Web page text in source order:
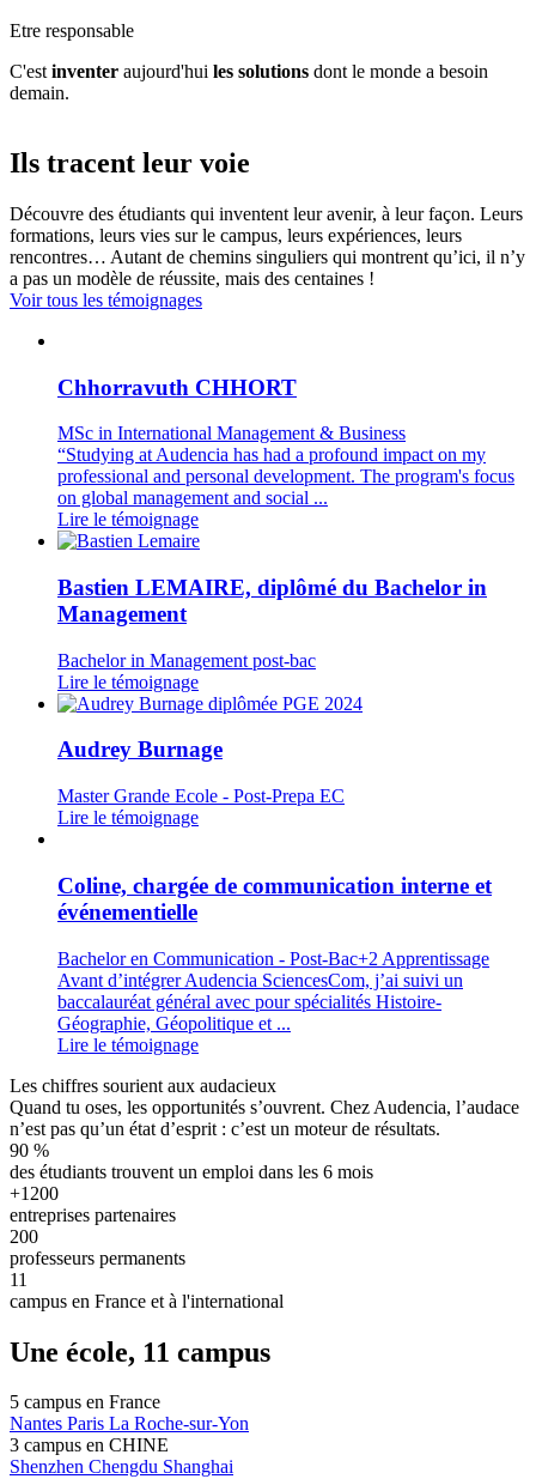
Etre responsable
C'est inventer aujourd'hui les solutions dont le monde a besoin
demain.
Ils tracent leur voie
Découvre des étudiants qui inventent leur avenir, à leur façon. Leurs
formations, leurs vies sur le campus, leurs expériences, leurs
rencontres… Autant de chemins singuliers qui montrent qu’ici, il n’y
a pas un modèle de réussite, mais des centaines !
Voir tous les témoignages
Chhorravuth CHHORT
MSc in International Management & Business
“Studying at Audencia has had a profound impact on my
professional and personal development. The program's focus
on global management and social ...
Lire le témoignage
Bastien LEMAIRE, diplômé du Bachelor in
Management
Bachelor in Management post-bac
Lire le témoignage
Audrey Burnage
Master Grande Ecole - Post-Prepa EC
Lire le témoignage
Coline, chargée de communication interne et
événementielle
Bachelor en Communication - Post-Bac+2 Apprentissage
Avant d’intégrer Audencia SciencesCom, j’ai suivi un
baccalauréat général avec pour spécialités Histoire-
Géographie, Géopolitique et ...
Lire le témoignage
Les chiffres sourient aux audacieux
Quand tu oses, les opportunités s’ouvrent. Chez Audencia, l’audace
n’est pas qu’un état d’esprit : c’est un moteur de résultats.
90 %
des étudiants trouvent un emploi dans les 6 mois
+1200
entreprises partenaires
200
professeurs permanents
11
campus en France et à l'international
Une école, 11 campus
5 campus en France
Nantes Paris La Roche-sur-Yon
3 campus en CHINE
Shenzhen Chengdu Shanghai